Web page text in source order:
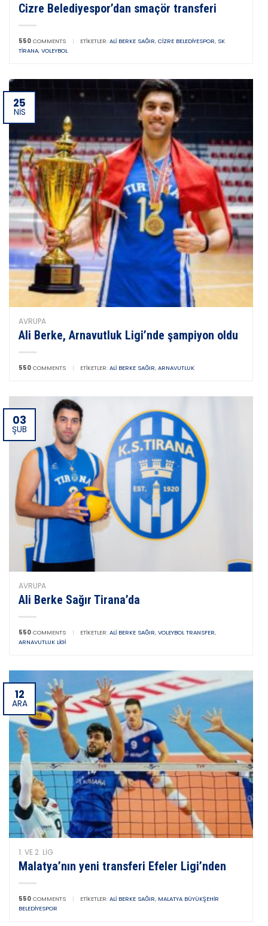
Cizre Belediyespor’dan smaçör transferi
550 COMMENTS | ETIKETLER: ALI BERKE SAĞIR, CIZRE BELEDIYESPOR, SK
TIRANA, VOLEYBOL
25
NIS
AVRUPA
Ali Berke, Arnavutluk Ligi’nde şampiyon oldu
550 COMMENTS | ETIKETLER: ALI BERKE SAĞIR, ARNAVUTLUK
03
ŞUB
AVRUPA
Ali Berke Sağır Tirana’da
550 COMMENTS | ETIKETLER: ALI BERKE SAĞIR, VOLEYBOL TRANSFER,
ARNAVUTLUK LIGI
12
ARA
1. VE 2. LIG
Malatya’nın yeni transferi Efeler Ligi’nden
550 COMMENTS | ETIKETLER: ALI BERKE SAĞIR, MALATYA BÜYÜKŞEHIR
BELEDIYESPOR